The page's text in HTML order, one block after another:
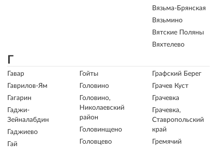
Вязьма-Брянская
Вязьмино
Вятские Поляны
Вяхтелево
Г
Гавар
Гаврилов-Ям
Гагарин
Гаджи-
Зейналабдин
Гаджиево
Гай
Гойты
Головино
Головино,
Николаевский
район
Головинщено
Головцево
Графский Берег
Грачев Куст
Грачевка
Грачевка,
Ставропольский
край
Гремячий